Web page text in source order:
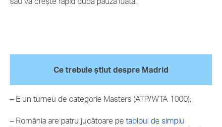
Ce trebuie știut despre Madrid
– E un turneu de categorie Masters (ATP/WTA 1000);
– România are patru jucătoare pe tabloul de simplu